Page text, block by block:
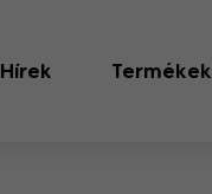
Hírek Termékek